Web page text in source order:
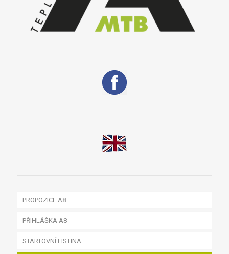
PROPOZICE A8
PŘIHLÁŠKA A8
STARTOVNÍ LISTINA